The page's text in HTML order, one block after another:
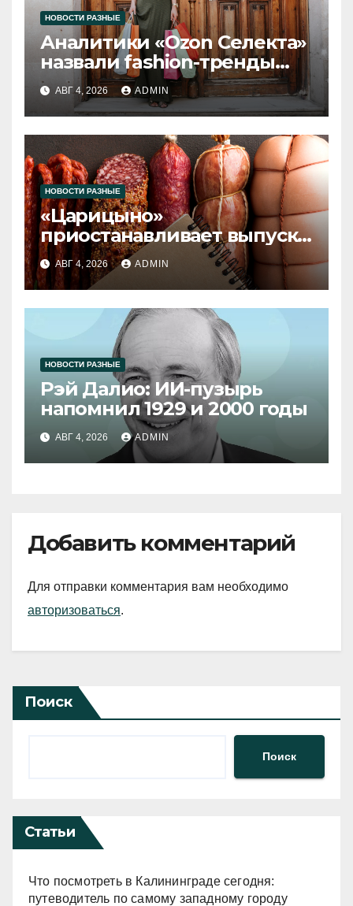
НОВОСТИ РАЗНЫЕ
Аналитики «Ozon Селекта»
назвали fashion-тренды
2026 года
АВГ 4, 2026 ADMIN
НОВОСТИ РАЗНЫЕ
«Царицыно»
приостанавливает выпуск
продукции
АВГ 4, 2026 ADMIN
НОВОСТИ РАЗНЫЕ
Рэй Далио: ИИ-пузырь
напомнил 1929 и 2000 годы
АВГ 4, 2026 ADMIN
Добавить комментарий
Для отправки комментария вам необходимо
авторизоваться.
Поиск
Поиск
Статьи
Что посмотреть в Калининграде сегодня:
путеводитель по самому западному городу